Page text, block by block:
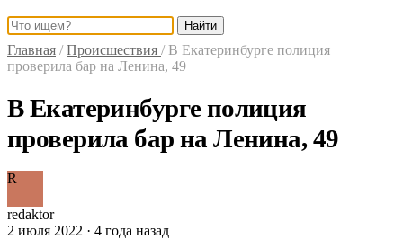
Найти
Главная / Происшествия / В Екатеринбурге полиция
проверила бар на Ленина, 49
В Екатеринбурге полиция
проверила бар на Ленина, 49
R
redaktor
2 июля 2022 · 4 года назад